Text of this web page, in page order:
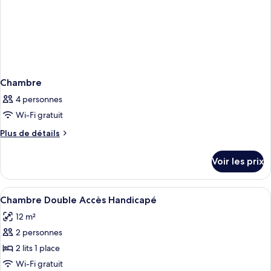
Chambre
4 personnes
Wi-Fi gratuit
Plus de détails
Plus
le
type
de
Chambre
Voir les prix
Afficher
toutes
les
photos
pour
ce
Une chambre d’hôtel moderne
2
Chambre Double Accès Handicapé
12 m²
2 personnes
2 lits 1 place
Wi-Fi gratuit